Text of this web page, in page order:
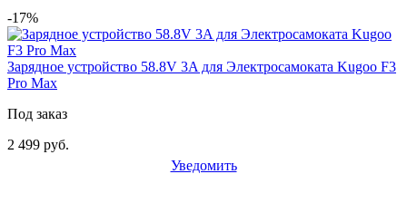
-17%
Зарядное устройство 58.8V 3A для Электросамоката Kugoo F3
Pro Max
Под заказ
2 499 руб.
Уведомить